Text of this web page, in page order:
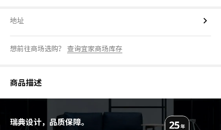
地址
想前往商场选购？ 查询宜家商场库存
商品描述
瑞典设计，品质保障。